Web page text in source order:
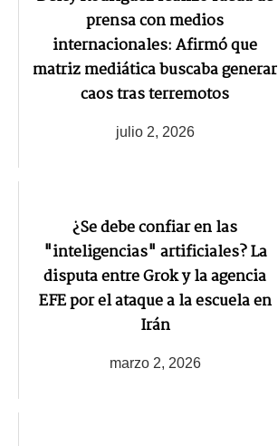
prensa con medios
internacionales: Afirmó que
matriz mediática buscaba generar
caos tras terremotos
julio 2, 2026
¿Se debe confiar en las
"inteligencias" artificiales? La
disputa entre Grok y la agencia
EFE por el ataque a la escuela en
Irán
marzo 2, 2026